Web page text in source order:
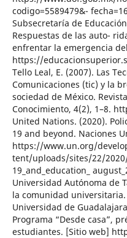
codigo=5589479&-
Subsecretaría de
Respuestas de las auto-
enfrentar la emergencia
https://
Tello Leal, E. (2007). Las
Comunicaciones (tic) y la
sociedad de México.
Conocimiento, 4(2), 1–8.
United Nations. (2020).
19 and beyond. Naciones
https://www.un.org/
tent/uploads/sites/22/
19_and_education_
Universidad Autónoma de
la comunidad universitaria.
Universidad de
Programa “Desde casa”,
estudiantes. [Sitio web]